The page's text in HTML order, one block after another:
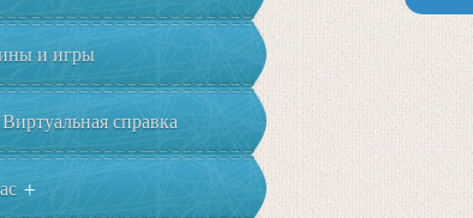
и игры
Виртуальная справка
+